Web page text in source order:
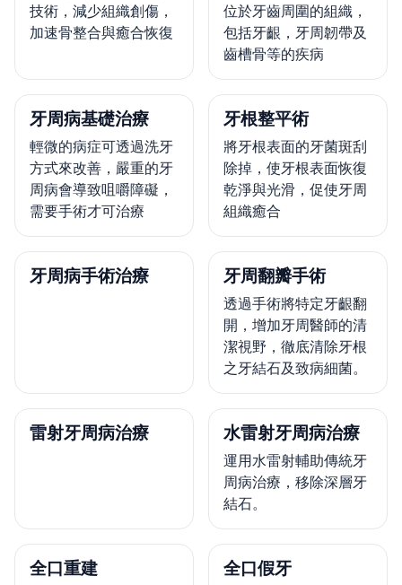
技術，減少組織創傷，
加速骨整合與癒合恢復
位於牙齒周圍的組織，
包括牙齦，牙周韌帶及
齒槽骨等的疾病
牙周病基礎治療
輕微的病症可透過洗牙
方式來改善，嚴重的牙
周病會導致咀嚼障礙，
需要手術才可治療
牙根整平術
將牙根表面的牙菌斑刮
除掉，使牙根表面恢復
乾淨與光滑，促使牙周
組織癒合
牙周病手術治療 牙周翻瓣手術
透過手術將特定牙齦翻
開，增加牙周醫師的清
潔視野，徹底清除牙根
之牙結石及致病細菌。
雷射牙周病治療 水雷射牙周病治療
運用水雷射輔助傳統牙
周病治療，移除深層牙
結石。
全口重建 全口假牙